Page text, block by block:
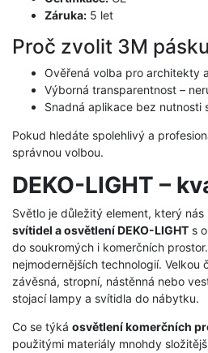
Záruka: 5 let
Proč zvolit 3M
Ověřená volba pro architekty
Výborná transparentnost –
Snadná aplikace bez nutnosti
Pokud hledáte spolehlivý a
správnou volbou.
DEKO-LIGHT –
Světlo je důležitý element, který
svítidel a osvětlení DEKO-LIGHT s
do soukromých i komerčních
nejmodernějších technologií. Velkou
závěsná, stropní, nástěnná nebo
stojací lampy a svítidla do nábytku.
Co se týká osvětlení komerčních
použitými materiály mnohdy